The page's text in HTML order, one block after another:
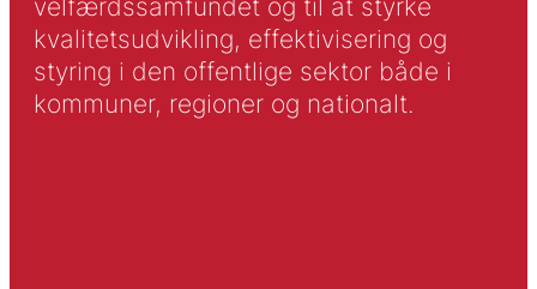
velfærdssamfundet og til at styrke
kvalitetsudvikling, effektivisering og
styring i den offentlige sektor både i
kommuner, regioner og nationalt.